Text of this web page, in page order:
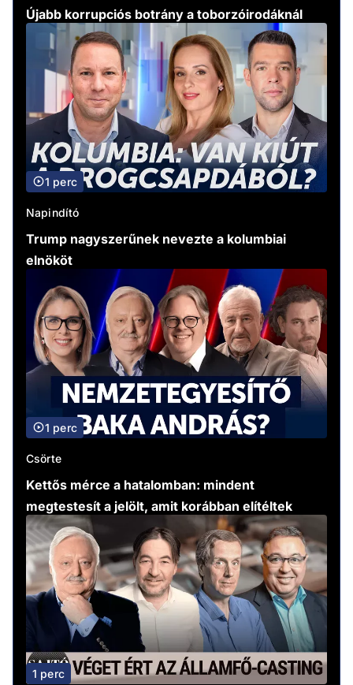
Újabb korrupciós botrány a toborzóirodáknál
1 perc
Napindító
Trump nagyszerűnek nevezte a kolumbiai
elnököt
1 perc
Csörte
Kettős mérce a hatalomban: mindent
megtestesít a jelölt, amit korábban elítéltek
1 perc